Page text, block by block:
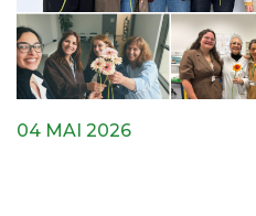
04 MAI 2026